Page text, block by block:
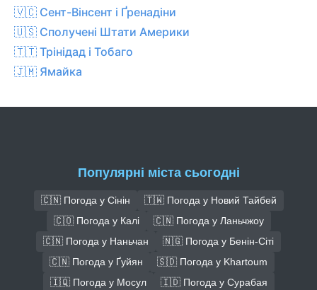
🇻🇨 Сент-Вінсент і Ґренадіни
🇺🇸 Сполучені Штати Америки
🇹🇹 Трінідад і Тобаго
🇯🇲 Ямайка
Популярні міста сьогодні
🇨🇳 Погода у Сінін
🇹🇼 Погода у Новий Тайбей
🇨🇴 Погода у Калі
🇨🇳 Погода у Ланьчжоу
🇨🇳 Погода у Наньчан
🇳🇬 Погода у Бенін-Сіті
🇨🇳 Погода у Ґуйян
🇸🇩 Погода у Khartoum
🇮🇶 Погода у Мосул
🇮🇩 Погода у Сурабая